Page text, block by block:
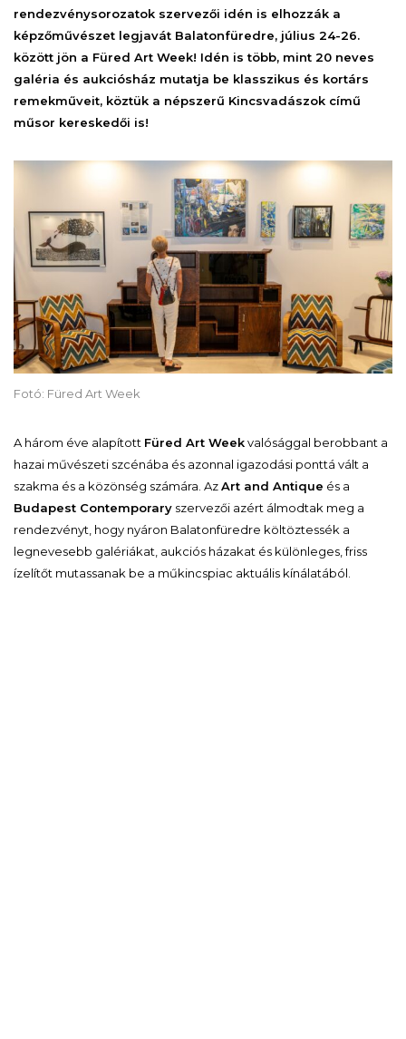
rendezvénysorozatok szervezői idén is elhozzák a
képzőművészet legjavát Balatonfüredre, július 24-26.
között jön a Füred Art Week! Idén istöbb, mint 20 neves
galéria és aukciósház mutatja be klasszikus és kortárs
remekműveit, köztük a népszerű Kincsvadászok című
műsor kereskedői is!
Fotó: Füred Art Week
A három éve alapított Füred Art Weekvalósággal berobbant a
hazai művészeti szcénába és azonnal igazodási ponttá vált a
szakma és a közönség számára. AzArt and Antique és a
Budapest Contemporary szervezői azért álmodtak meg a
rendezvényt, hogy nyáron Balatonfüredre költöztessék a
legnevesebb galériákat, aukciós házakat és különleges, friss
ízelítőt mutassanak be a műkincspiac aktuális kínálatából.